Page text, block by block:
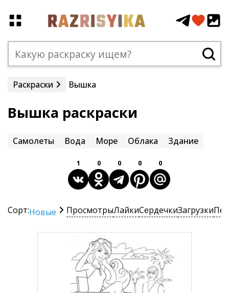
Раскраски Вышка
Вышка раскраски
Самолеты Вода Море Облака Здание
1 0 0 0 0
Сорт:Новые ПросмотрыЛайкиСердечкиЗагрузки